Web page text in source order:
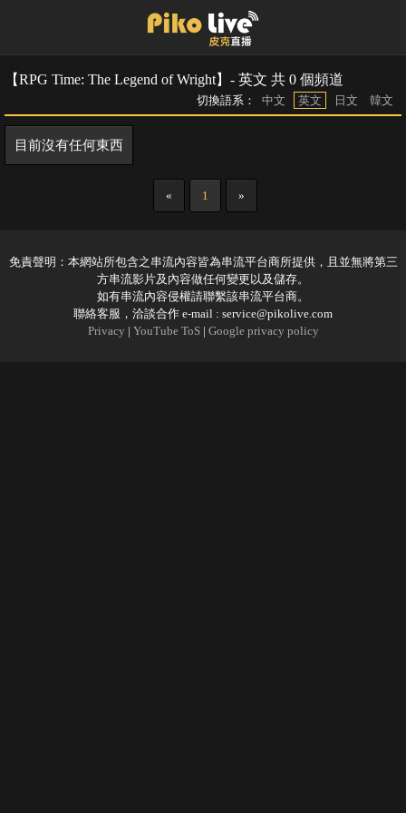
【RPG Time: The Legend of Wright】- 英文 共 0 個頻道
切換語系： 中文 英文 日文 韓文
目前沒有任何東西
« 1 »
免責聲明：本網站所包含之串流內容皆為串流平台商所提供，且並無將第三
方串流影片及內容做任何變更以及儲存。
如有串流內容侵權請聯繫該串流平台商。
聯絡客服，洽談合作 e-mail : service@pikolive.com
Privacy | YouTube ToS| Google privacy policy